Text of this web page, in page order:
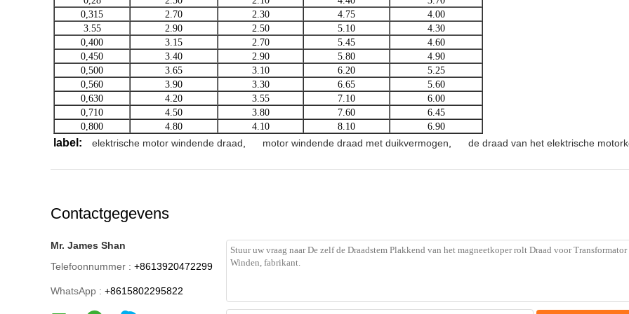
0,315
2.70 2.30 4.75
4.00
3.55
2.90 2.50 5.10
4.30
0,400
3.15 2.70 5.45
4.60
0,450
3.40 2.90 5.80
4.90
0,500
3.65 3.10 6.20
5.25
0,560
3.90 3.30 6.65
5.60
0,630
4.20 3.55 7.10
6.00
0,710
4.50 3.80 7.60
6.45
0,800
4.80 4.10 8.10 6.90
label: elektrische motor windende draad motor windende draad met duikvermogen de draad van het elektrische
Contactgegevens
Mr. James Shan
Telefoonnummer : +8613920472299
WhatsApp : +8615802295822